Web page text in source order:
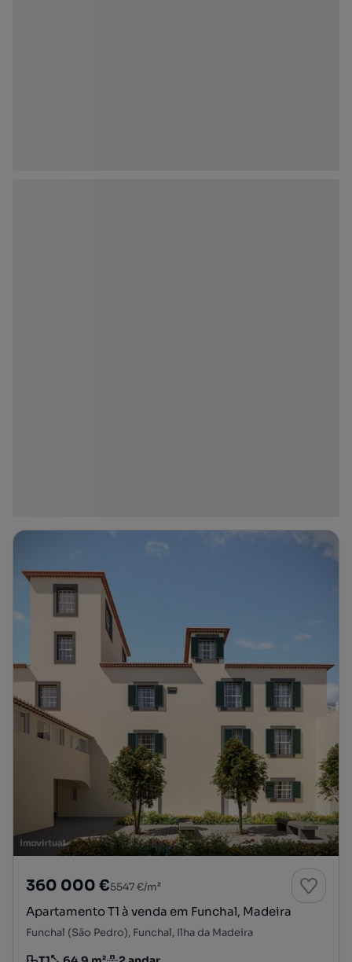
360 000 €5547 €/m²
Apartamento T1 à venda em Funchal, Madeira
Funchal (São Pedro), Funchal, Ilha da Madeira